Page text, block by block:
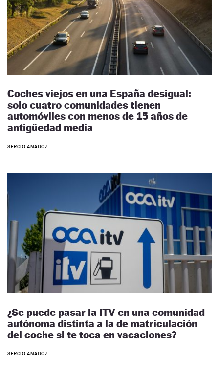
Coches viejos en una España desigual:
solo cuatro comunidades tienen
automóviles con menos de 15 años de
antigüedad media
SERGIO AMADOZ
¿Se puede pasar la ITV en una comunidad
autónoma distinta a la de matriculación
del coche si te toca en vacaciones?
SERGIO AMADOZ